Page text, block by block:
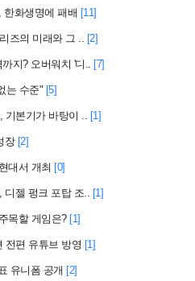
한화생명에 패배 [11]
즈의 미래와 그 .. [2]
지? 오버워치 '디.. [7]
는 수준" [5]
본기가 바탕이 .. [1]
장 [2]
대서 개최 [0]
젤 펑크 포탑 조.. [1]
목할 게임은? [1]
전편 유튜브 방영 [1]
유니폼 공개 [2]